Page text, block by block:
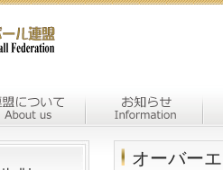
オーバー